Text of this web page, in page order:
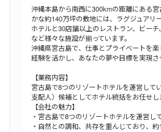
沖縄本島から南西に300kmの距離にある
かな約140万坪の敷地には、ラグジュアリ
ホテルと30店舗以上のレストラン、ビー
など様々な施設が揃っています。
沖縄県宮古島で、仕事とプライベートを
経験を活かし、あなたの夢や目標を実現
【業務内容】
宮古島で8つのリゾートホテルを運営して
支配人）候補としてホテル統括をお任せし
【会社の魅力】
・宮古島で8つのリゾートホテルを運営し
・自然との調和、共存を重んじており、